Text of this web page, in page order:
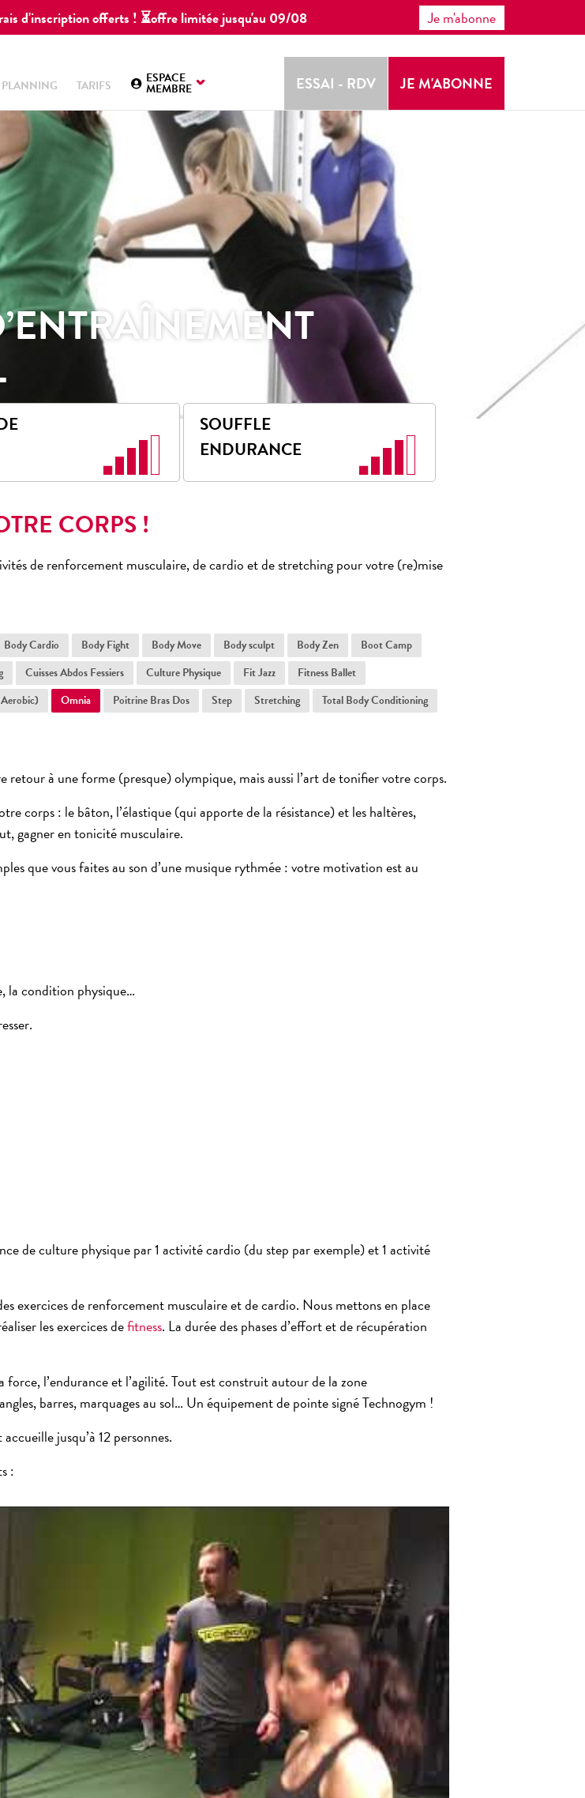
d'inscription offerts ! ⏳offre limitée jusqu'au 09/08 Je m'abonne
PLANNING TARIFS ESPACE
MEMBRE ESSAI - RDV JE M'ABONNE
SOUFFLE
ENDURANCE
CORPS !
de renforcement musculaire, de cardio et de stretching pour votre (re)mise
Body Cardio Body Fight Body Move Body sculpt Body Zen
Boot Camp
Cuisses Abdos Fessiers Culture Physique Fit Jazz
Fitness Ballet
Omnia Poitrine Bras Dos Step Stretching
Total Body Conditioning
retour à une forme (presque) olympique, mais aussi l’art de tonifier votre corps.
corps : le bâton, l’élastique (qui apporte de la résistance) et les haltères,
gagner en tonicité musculaire.
que vous faites au son d’une musique rythmée : votre motivation est au
la condition physique…
de culture physique par 1 activité cardio (du step par exemple) et 1 activité
exercices derenforcement musculaireet decardio. Nous mettons en place
les exercices defitness. La durée des phases d’effort et de récupération
force,l’enduranceetl’agilité. Tout est construit autour de la zone
barres, marquages au sol… Un équipement de pointe signé Technogym !
jusqu’à 12 personnes.
: